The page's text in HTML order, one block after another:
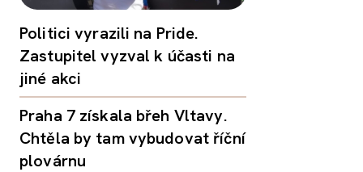
Politici vyrazili na Pride.
Zastupitel vyzval k účasti na
jiné akci
Praha 7 získala břeh Vltavy.
Chtěla by tam vybudovat říční
plovárnu